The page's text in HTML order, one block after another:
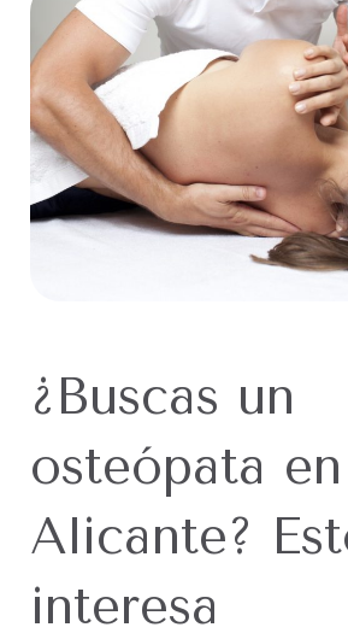
¿Buscas un
osteópata en
Alicante?
interesa